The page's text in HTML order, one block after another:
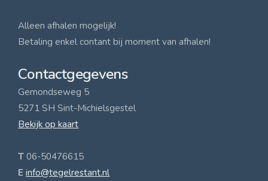
Alleen afhalen mogelijk!
Betaling enkel contant bij moment van afhalen!
Contactgegevens
Gemondseweg 5
5271 SH Sint-Michielsgestel
Bekijk op kaart
T 06-50476615
E info@tegelrestant.nl